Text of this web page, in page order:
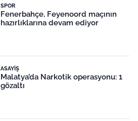
SPOR
Fenerbahçe, Feyenoord maçının
hazırlıklarına devam ediyor
ASAYIŞ
Malatya’da Narkotik operasyonu: 1
gözaltı